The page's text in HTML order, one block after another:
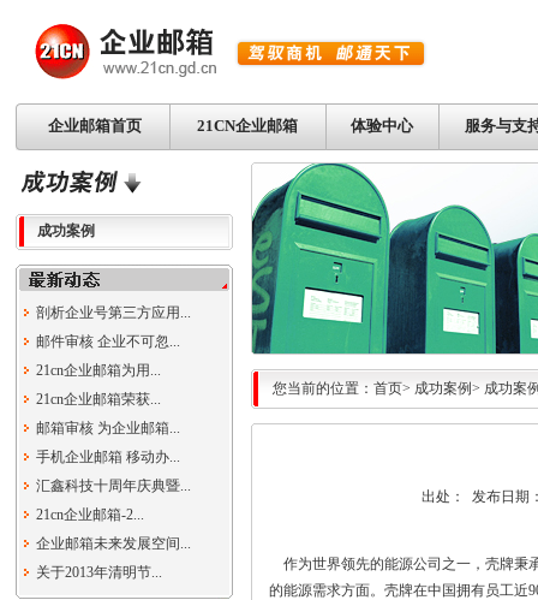
企业邮箱首页 21CN企业邮箱 体验中心 服务与支
成功案例
剖析企业号第三方应用...
邮件审核 企业不可忽...
21cn企业邮箱为用...
21cn企业邮箱荣获...
邮箱审核 为企业邮箱...
手机企业邮箱 移动办...
汇鑫科技十周年庆典暨...
21cn企业邮箱-2...
企业邮箱未来发展空间...
关于2013年清明节...
您当前的位置： 首页> 成功案例> 成功案
出处： 发布日期
作为世界领先的能源公司之一，壳牌秉
的能源需求方面。壳牌在中国拥有员工近